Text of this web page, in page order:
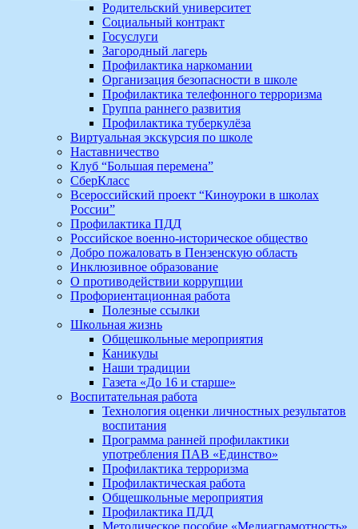
Родительский университет
Социальный контракт
Госуслуги
Загородный лагерь
Профилактика наркомании
Организация безопасности в школе
Профилактика телефонного терроризма
Группа раннего развития
Профилактика туберкулёза
Виртуальная экскурсия по школе
Наставничество
Клуб “Большая перемена”
СберКласс
Всероссийский проект “Киноуроки в школах
России”
Профилактика ПДД
Российское военно-историческое общество
Добро пожаловать в Пензенскую область
Инклюзивное образование
О противодействии коррупции
Профориентационная работа
Полезные ссылки
Школьная жизнь
Общешкольные мероприятия
Каникулы
Наши традиции
Газета «До 16 и старше»
Воспитательная работа
Технология оценки личностных результатов
воспитания
Программа ранней профилактики
употребления ПАВ «Единство»
Профилактика терроризма
Профилактическая работа
Общешкольные мероприятия
Профилактика ПДД
Методическое пособие «Медиаграмотность»